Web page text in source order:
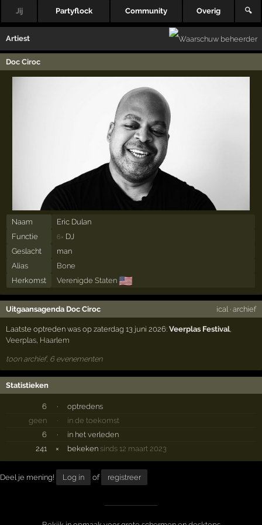
Jij Partyflock Community Overig 🔍
Artiest
Doc Ciroc
Naam
Eric Dulan
Functie
6× DJ
Geslacht
man
Alias
Bone
Herkomst
Verenigde Staten 🇺🇸
Uitgaansagenda Doc Ciroc ical · archief
Laatste optreden was op zaterdag 13 juni 2026:Veerplas Festival,
Veerplas, Haarlem
toon archief, 6 evenementen
Statistieken
6 ·
optredens
geen
·
in de toekomst
6
·
in het verleden
241
× bekeken sinds 12 maart 2023
Deel je mening! Log in of registreer